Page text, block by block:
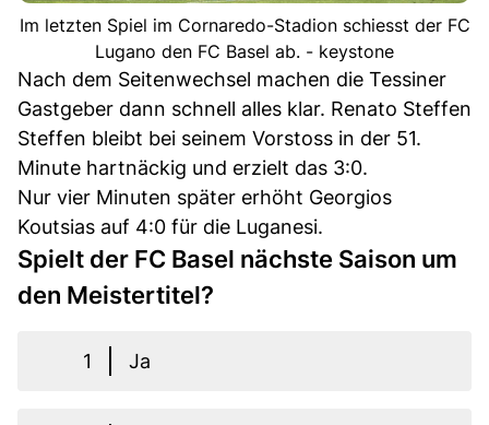
Im letzten Spiel im Cornaredo-Stadion schiesst der FC
Lugano den FC Basel ab. - keystone
Nach dem Seitenwechsel machen die Tessiner
Gastgeber dann schnell alles klar. Renato Steffen
Steffen bleibt bei seinem Vorstoss in der 51.
Minute hartnäckig und erzielt das 3:0.
Nur vier Minuten später erhöht Georgios
Koutsias auf 4:0 für die Luganesi.
Spielt der FC Basel nächste Saison um
den Meistertitel?
1 Ja